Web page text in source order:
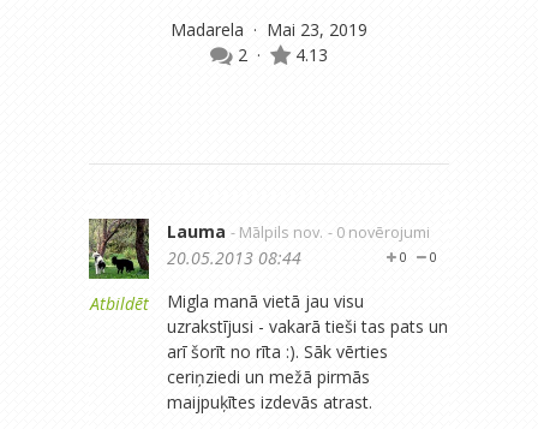
Madarela · Mai 23, 2019
2 · 4.13
Atbildēt
Lauma - Mālpils nov. - 0 novērojumi
0
0
20.05.2013 08:44
Migla manā vietā jau visu
uzrakstījusi - vakarā tieši tas pats un
arī šorīt no rīta :). Sāk vērties
ceriņziedi un mežā pirmās
maijpuķītes izdevās atrast.